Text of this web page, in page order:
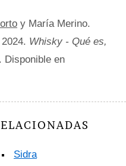
y María Merino.
Whisky - Qué es,
. Disponible en
Sidra